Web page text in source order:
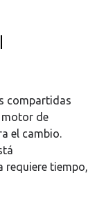
compartidas
motor de
el cambio.
requiere tiempo,